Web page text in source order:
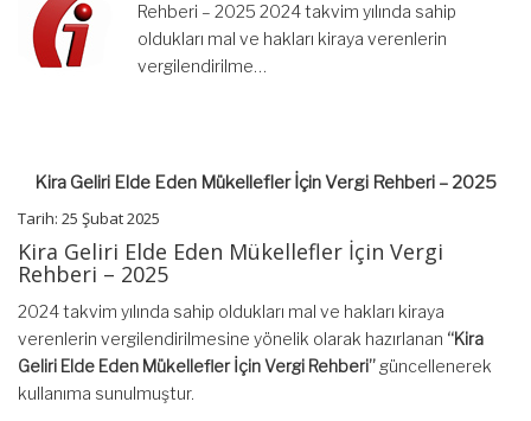
Rehberi – 2025 2024 takvim yılında sahip
oldukları mal ve hakları kiraya verenlerin
vergilendirilme…
Kira Geliri Elde Eden Mükellefler İçin Vergi Rehberi – 2025
Tarih: 25 Şubat 2025
Kira Geliri Elde Eden Mükellefler İçin Vergi
Rehberi – 2025
2024 takvim yılında sahip oldukları mal ve hakları kiraya
verenlerin vergilendirilmesine yönelik olarak hazırlanan “Kira
Geliri Elde Eden Mükellefler İçin Vergi Rehberi” güncellenerek
kullanıma sunulmuştur.